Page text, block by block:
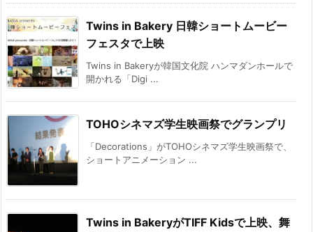
Twins in Bakery 日韓ショートムービー
フェスタで上映
Twins in Bakeryが韓国文化院 ハンマダンホールで
開かれる「Digi ...
TOHOシネマズ学生映画祭でグランプリ
「Decorations」がTOHOシネマズ学生映画祭で、
ショートアニメーション ...
Twins in BakeryがTIFF Kidsで上映、舞